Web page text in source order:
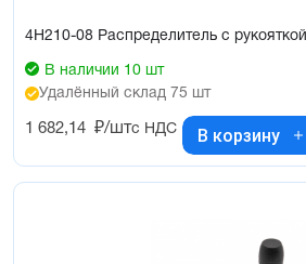
4H210-08 Распределитель с рукояткой
В наличии 10 шт
Удалённый склад 75 шт
1 682,14 ₽/штс НДС В корзину